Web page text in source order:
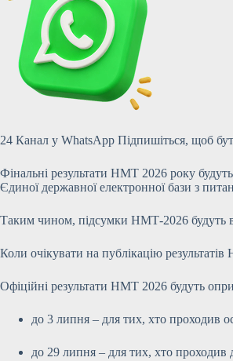
24 Канал у WhatsApp Підпишіться, щоб
Фінальні результати НМТ 2026 року
Єдиної державної електронної бази з
Таким чином, підсумки НМТ-2026 будуть
Коли очікувати на публікацію
Офіційні результати НМТ 2026 будуть
до 3 липня – для тих, хто проходив
до 29 липня – для тих, хто проходив